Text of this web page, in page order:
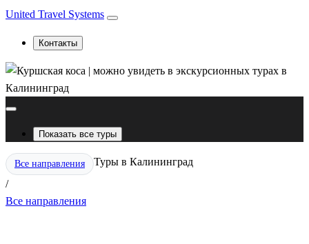
United Travel Systems
Контакты
Показать все туры
Все направления
/
Туры в Калининград
Все направления